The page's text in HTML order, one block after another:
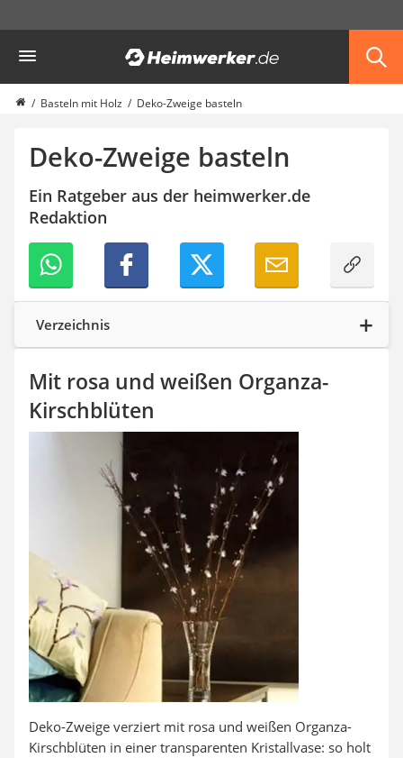
Haushalt & Freizeit
Diascanner
Walkie-Talkie Kinder
Stunt-Scooter
Gusseisen Bräter
Tischgeschirrspüler
Elektronische Dartscheibe
Wildkamera
Wischmopp
Beschriftungsgerät
Thermokanne
Elektrische Pfeffermühle
Waschsauger
Geflügelschere
SUP-Board
Ferngesteuertes Auto
Beheizbare Handschuhe
Basteln mit Holz Deko-Zweige basteln
Deko-Zweige basteln
Ein Ratgeber aus der heimwerker.de
Redaktion
Verzeichnis
Mit rosa und weißen Organza-
Kirschblüten
Deko-Zweige verziert mit rosa und weißen Organza-
Kirschblüten in einer transparenten Kristallvase: so holt